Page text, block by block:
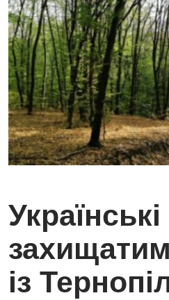
Українські
із